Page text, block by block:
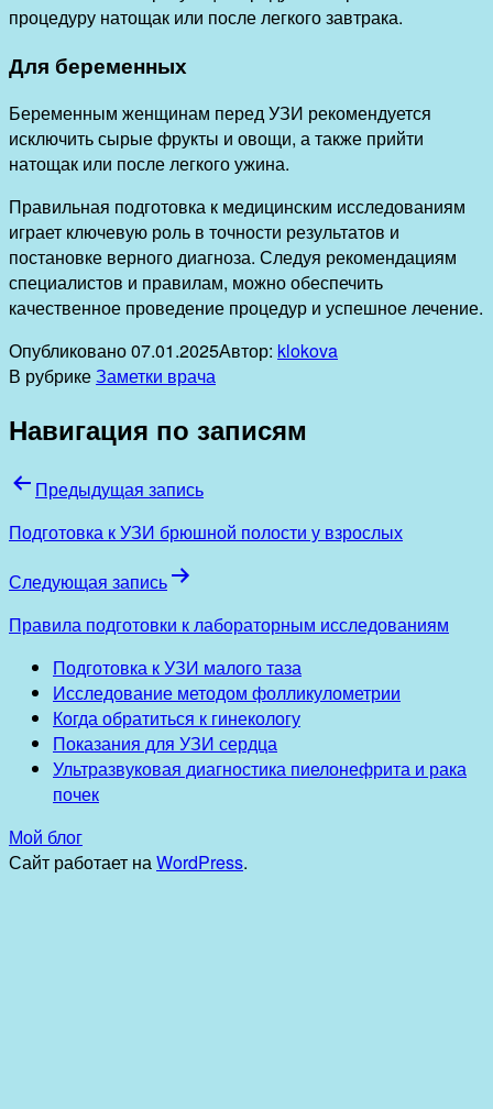
процедуру натощак или после легкого завтрака.
Для беременных
Беременным женщинам перед УЗИ рекомендуется
исключить сырые фрукты и овощи, а также прийти
натощак или после легкого ужина.
Правильная подготовка к медицинским исследованиям
играет ключевую роль в точности результатов и
постановке верного диагноза. Следуя рекомендациям
специалистов и правилам, можно обеспечить
качественное проведение процедур и успешное лечение.
Опубликовано07.01.2025Автор: klokova
В рубрикеЗаметки врача
Навигация по записям
Предыдущая запись
Подготовка к УЗИ брюшной полости у взрослых
Следующая запись
Правила подготовки к лабораторным исследованиям
Подготовка к УЗИ малого таза
Исследование методом фолликулометрии
Когда обратиться к гинекологу
Показания для УЗИ сердца
Ультразвуковая диагностика пиелонефрита и рака
почек
Мой блог
Сайт работает наWordPress.